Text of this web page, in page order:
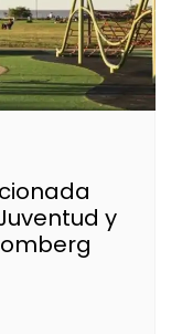
y